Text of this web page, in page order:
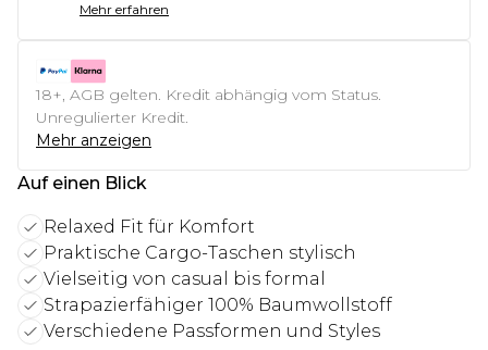
Mehr erfahren
18+, AGB gelten. Kredit abhängig vom Status.
Unregulierter Kredit.
Mehr anzeigen
Auf einen Blick
Relaxed Fit für Komfort
Praktische Cargo-Taschen stylisch
Vielseitig von casual bis formal
Strapazierfähiger 100% Baumwollstoff
Verschiedene Passformen und Styles